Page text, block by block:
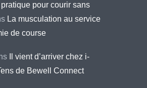
pour courir sans
La musculation au service
de course
Il vient d’arriver chez i-
de Bewell Connect